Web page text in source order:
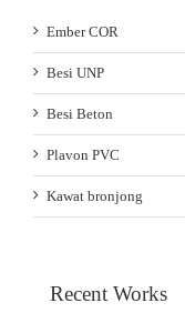
Ember COR
Besi UNP
Besi Beton
Plavon PVC
Kawat bronjong
Recent Works